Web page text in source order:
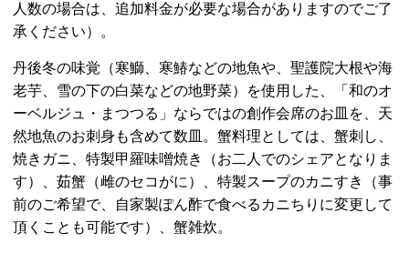
人数の場合は、追加料金が必要な場合がありますのでご了
承ください）。
丹後冬の味覚（寒鰤、寒鰆などの地魚や、聖護院大根や海
老芋、雪の下の白菜などの地野菜）を使用した、「和のオ
ーベルジュ・まつつる」ならではの創作会席のお皿を、天
然地魚のお刺身も含めて数皿。蟹料理としては、蟹刺し、
焼きガニ、特製甲羅味噌焼き（お二人でのシェアとなりま
す）、茹蟹（雌のセコがに）、特製スープのカニすき（事
前のご希望で、自家製ぽん酢で食べるカニちりに変更して
頂くことも可能です）、蟹雑炊。